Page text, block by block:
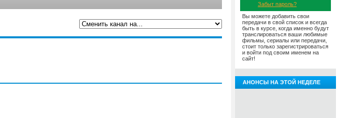
Забыт пароль?
Вы можете добавить свои
передачи в свой список и всегда
быть в курсе, когда именно будут
транслироваться ваши любимые
фильмы, сериалы или передачи,
стоит только зарегистрироваться
и войти под своим именем на
сайт!
АНОНСЫ НА ЭТОЙ НЕДЕЛЕ